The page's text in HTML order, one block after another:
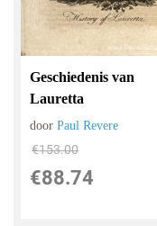
Geschiedenis van
Lauretta
doorPaul Revere
€153.00
€88.74